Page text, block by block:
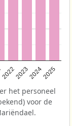
2022202320242025
het personeel
voor de